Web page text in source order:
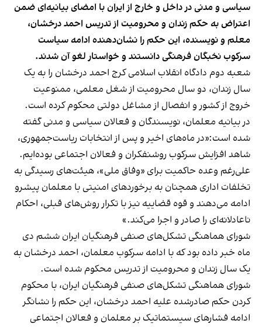
سیاسی و مدنی در داخل و خارج از ایران با امضای بیانیه‌ای ضمن
اعتراض به حکم زندان و محرومیت از تدریس احمد درخشان،
معلم و نویسنده، این حکم را نشان‌دهنده‌ ادامه سیاست
سرکوب نخبگان فرهنگی دانستند و خواستار لغو آن شدند.
شعبه‌ دوم دادگاه انقلاب اسلامی کرج احمد درخشان را به یک
سال زندان، دو سال محرومیت از شغل معلمی، ممنوعیت
خروج از کشور و انفصال از مشاغل دولتی محکوم کرده است.
در بیانیه معلمان، نویسندگان و فعالان سیاسی و مدنی گفته
شده است:«در ماه‌های اخیر و پس از انتخابات ریاست‌جمهوری،
شاهد افزایش سرکوب روشنفکران و فعالان اجتماعی بوده‌ایم.
علی‌رغم وعده حاکمیت برای «وفاق ملی»، هیئت‌های رسیدگی به
تخلفات اداری همچنان به برخوردهای امنیتی با معلمان پیشرو
ادامه می‌دهند و قوه قضاییه نیز با تکرار روش‌های قبلی، احکام
ناعادلانه‌ای را صادر و اجرا می‌کند.»
شورای هماهنگی تشکل‌های صنفی فرهنگیان ایران ششم دی
ماه خبر داده بود که با ادامه سرکوب معلمان، احمد درخشان به
یک سال زندان و محرومیت از تدریس محکوم شده است.
شورای هماهنگی تشکل‌های صنفی فرهنگیان ایران، با محکوم
کردن حکم صادرشده علیه احمد درخشان، این حکم را نشانگر
ادامه فشارهای سیستماتیک بر معلمان و فعالان اجتماعی